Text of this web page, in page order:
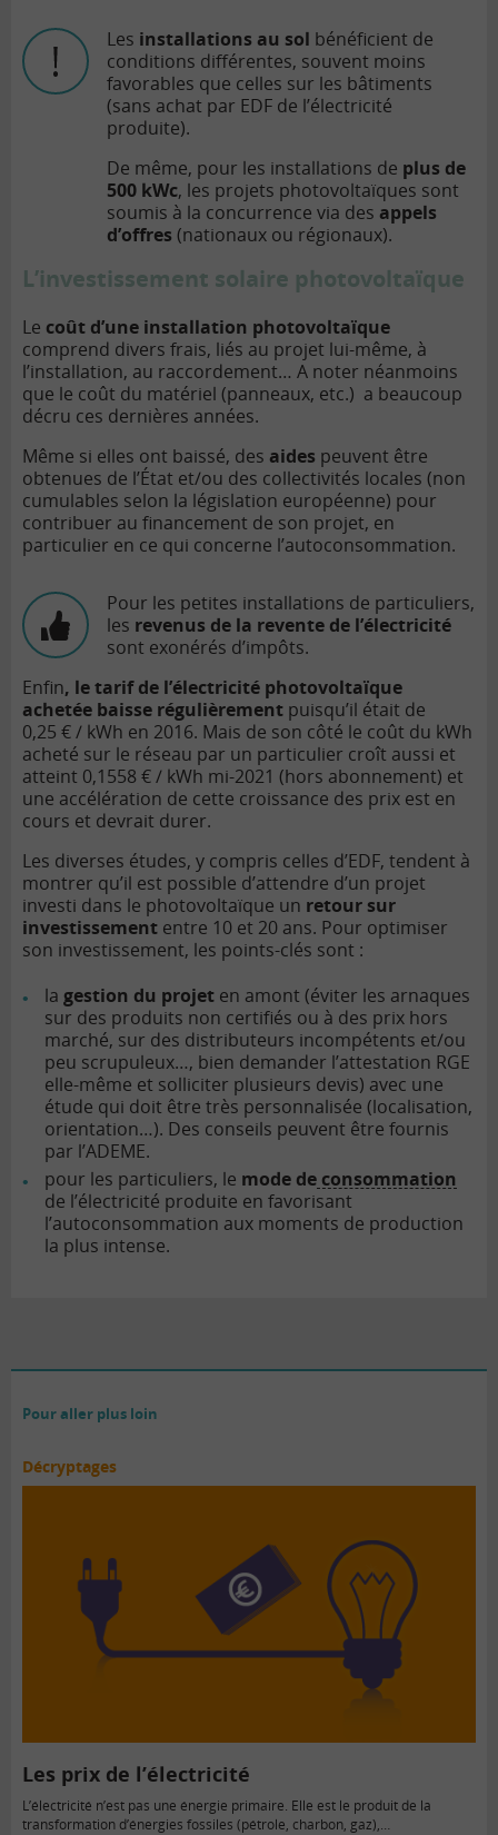
Les installations au sol bénéficient de
conditions différentes, souvent moins
favorables que celles sur les bâtiments
(sans achat par EDF de l’électricité
produite).
De même, pour les installations de plus de
500 kWc, les projets photovoltaïques sont
soumis à la concurrence via des appels
d’offres (nationaux ou régionaux).
L’investissement solaire photovoltaïque
Le coût d’une installation photovoltaïque
comprend divers frais, liés au projet lui-même, à
l’installation, au raccordement… A noter néanmoins
que le coût du matériel (panneaux, etc.) a beaucoup
décru ces dernières années.
Même si elles ont baissé, des aides peuvent être
obtenues de l’État et/ou des collectivités locales (non
cumulables selon la législation européenne) pour
contribuer au financement de son projet, en
particulier en ce qui concerne l’autoconsommation.
Pour les petites installations de particuliers,
les revenus de la revente de l’électricité
sont exonérés d’impôts.
Enfin, le tarif de l’électricité photovoltaïque
achetée baisse régulièrement puisqu’il était de
0,25 € / kWh en 2016. Mais de son côté le coût du kWh
acheté sur le réseau par un particulier croît aussi et
atteint 0,1558 € / kWh mi-2021 (hors abonnement) et
une accélération de cette croissance des prix est en
cours et devrait durer.
Les diverses études, y compris celles d’EDF, tendent à
montrer qu’il est possible d’attendre d’un projet
investi dans le photovoltaïque un retour sur
investissement entre 10 et 20 ans. Pour optimiser
son investissement, les points-clés sont :
la gestion du projet en amont (éviter les arnaques
sur des produits non certifiés ou à des prix hors
marché, sur des distributeurs incompétents et/ou
peu scrupuleux…, bien demander l’attestation RGE
elle-même et solliciter plusieurs devis) avec une
étude qui doit être très personnalisée (localisation,
orientation…). Des conseils peuvent être fournis
par l’ADEME.
pour les particuliers, le mode de consommation
de l’électricité produite en favorisant
l’autoconsommation aux moments de production
la plus intense.
Pour aller plus loin
Décryptages
Les prix de l’électricité
L’électricité n’est pas une énergie primaire. Elle est le produit de la
transformation d’énergies fossiles (pétrole, charbon, gaz),…